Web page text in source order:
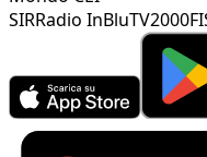
SIRRadio InBluTV2000